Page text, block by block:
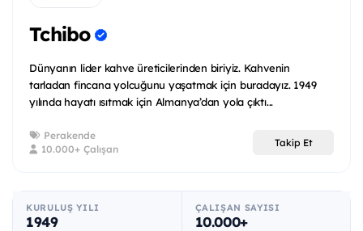
Tchibo
Dünyanın lider kahve üreticilerinden biriyiz. Kahvenin
tarladan fincana yolcuğunu yaşatmak için buradayız. 1949
yılında hayatı ısıtmak için Almanya’dan yola çıktı...
Perakende
10.000+ Çalışan
Takip Et
KURULUŞ YILI
1949
ÇALIŞAN SAYISI
10.000+